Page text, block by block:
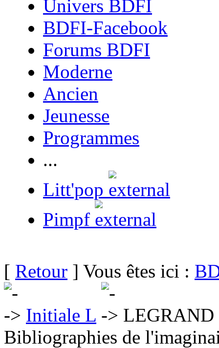
Univers BDFI
BDFI-Facebook
Forums BDFI
Moderne
Ancien
Jeunesse
Programmes
...
Litt'pop
Pimpf
[ Retour ] Vous êtes ici :
Initiale L
LEGRAND
Bibliographies de